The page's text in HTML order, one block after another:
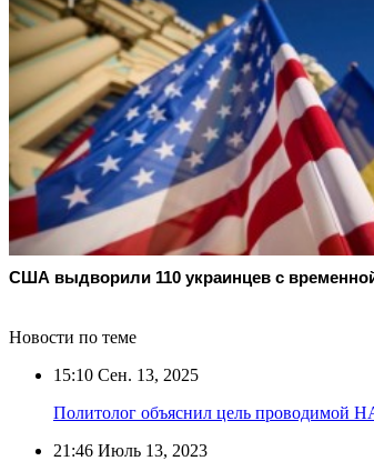
США выдворили 110 украинцев с
Новости по теме
15:10 Сен. 13, 2025
Политолог объяснил цель проводимой
21:46 Июль 13, 2023